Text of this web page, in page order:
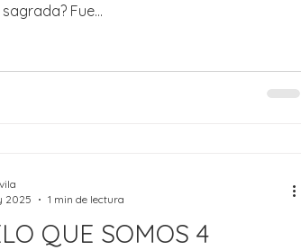
Fue...
QUE SOMOS 4
2025
1 min de lectura